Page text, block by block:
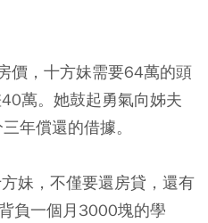
價，十方妹需要64萬的頭
萬。她鼓起勇氣向姊夫
年償還的借據。
妹，不僅要還房貸，還有
負一個月3000塊的學